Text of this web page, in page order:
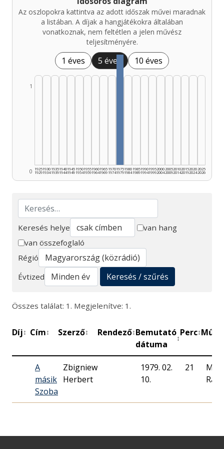
Az oszlopokra kattintva az adott időszak művei maradnak
a listában. A díjak a hangjátékokra általában
vonatkoznak, nem feltétlen a jelen művész
teljesítményére.
1 éves 5 éves 10 éves
0
1
1925
1929
1930
1934
1935
1939
1940
1944
1945
1949
1950
1954
1955
1959
1960
1964
1965
1969
1970
1974
1975
1979
1980
1984
1985
1989
1990
1994
1995
1999
2000
2004
2005
2009
2010
2014
2015
2019
2020
2024
2025
2026
Keresés
Keresés helye
van hang
van összefoglaló
Régió
Évtized
Keresés / szűrés
Összes találat: 1. Megjelenítve: 1.
Díj↕ Cím↕ Szerző↕ Rendező↕Bemutató
dátuma
↕
Perc↕
A
másik
Szoba
Zbigniew
Herbert
1979. 02.
10.
21